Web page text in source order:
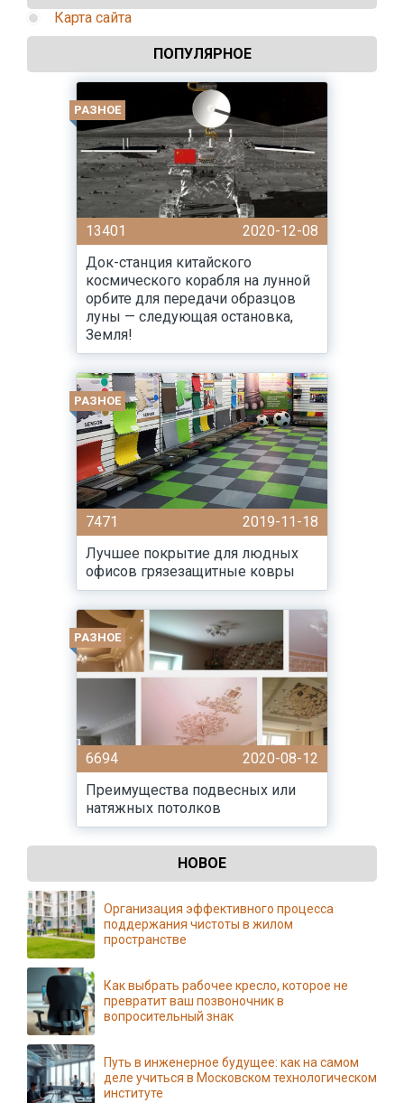
Карта сайта
ПОПУЛЯРНОЕ
РАЗНОЕ
13401
2020-12-08
Док-станция китайского
космического корабля на лунной
орбите для передачи образцов
луны — следующая остановка,
Земля!
РАЗНОЕ
7471
2019-11-18
Лучшее покрытие для людных
офисов грязезащитные ковры
РАЗНОЕ
6694
2020-08-12
Преимущества подвесных или
натяжных потолков
НОВОЕ
Организация эффективного процесса
поддержания чистоты в жилом
пространстве
Как выбрать рабочее кресло, которое не
превратит ваш позвоночник в
вопросительный знак
Путь в инженерное будущее: как на самом
деле учиться в Московском технологическом
институте